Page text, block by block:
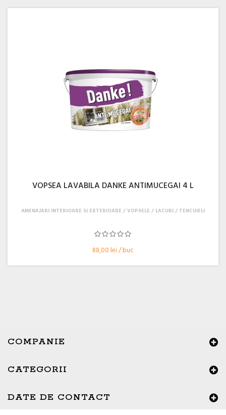
VOPSEA LAVABILA DANKE ANTIMUCEGAI 4 L
88,00 lei / buc
AMENAJARI INTERIOARE SI EXTERIOARE VOPSELE / LACURI / TENCUIELI
COMPANIE
CATEGORII
DATE DE CONTACT
Buna ziua, Suntem aici sa va ajutam!